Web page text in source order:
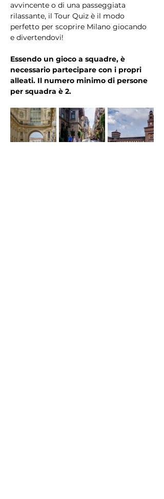
avvincente o di una passeggiata
rilassante, il Tour Quiz è il modo
perfetto per scoprire Milano giocando
e divertendovi!
Essendo un gioco a squadre, è
necessario partecipare con i propri
alleati. Il numero minimo di persone
per squadra è 2.